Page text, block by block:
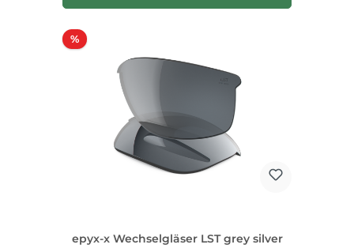
%Rabatt
epyx-x Wechselgläser LST grey silver